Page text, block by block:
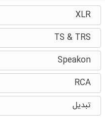
XLR
TS & TRS
Speakon
RCA
تبدیل